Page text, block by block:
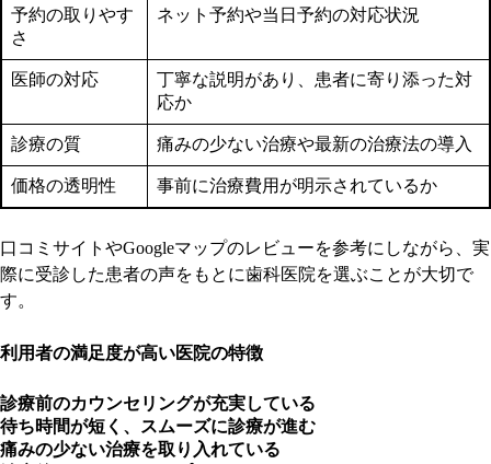
予約の取りやす
さ
ネット予約や当日予約の対応状況
医師の対応
丁寧な説明があり、患者に寄り添った対
応か
診療の質 痛みの少ない治療や最新の治療法の導入
価格の透明性 事前に治療費用が明示されているか
口コミサイトやGoogleマップのレビューを参考にしながら、実
際に受診した患者の声をもとに歯科医院を選ぶことが大切で
す。
利用者の満足度が高い医院の特徴
診療前のカウンセリングが充実している
待ち時間が短く、スムーズに診療が進む
痛みの少ない治療を取り入れている